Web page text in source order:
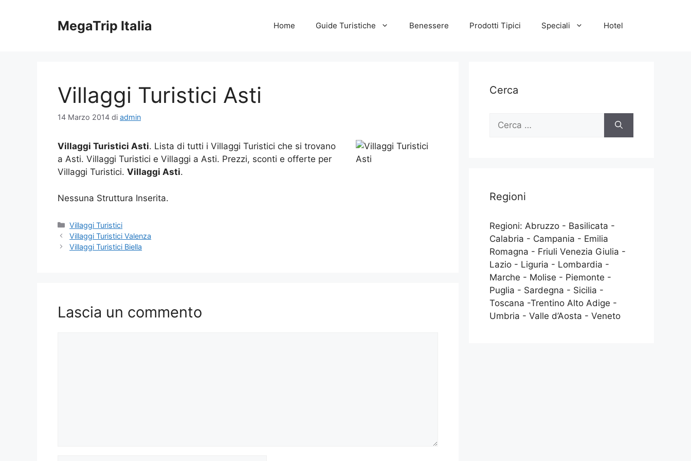
MegaTrip Italia Home Guide Turistiche Benessere Prodotti Tipici Speciali Hotel
Villaggi Turistici Asti
14 Marzo 2014 di admin
Villaggi Turistici Asti. Lista di tutti i Villaggi Turistici che si trovano
a Asti. Villaggi Turistici e Villaggi a Asti. Prezzi, sconti e offerte per
Villaggi Turistici. Villaggi Asti.
Nessuna Struttura Inserita.
Categorie
Villaggi Turistici
Villaggi Turistici Valenza
Villaggi Turistici Biella
Lascia un commento
Cerca
Ricerca
Regioni
Regioni: Abruzzo - Basilicata -
Calabria - Campania - Emilia
Romagna - Friuli Venezia Giulia -
Lazio - Liguria - Lombardia -
Marche - Molise - Piemonte -
Puglia - Sardegna - Sicilia -
Toscana -Trentino Alto Adige -
Umbria - Valle d’Aosta - Veneto